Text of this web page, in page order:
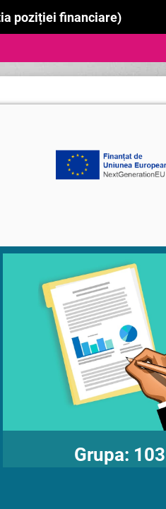
poziției financiare)
Grupa: